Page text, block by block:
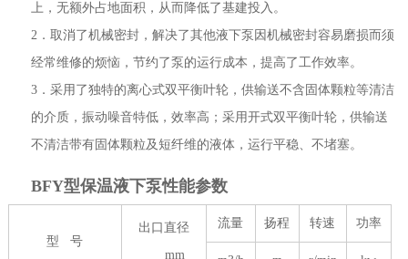
上，无额外占地面积，从而降低了基建投入。
2．取消了机械密封，解决了其他液下泵因机械密封容易磨损而须
经常维修的烦恼，节约了泵的运行成本，提高了工作效率。
3．采用了独特的离心式双平衡叶轮，供输送不含固体颗粒等清洁
的介质，振动噪音特低，效率高；采用开式双平衡叶轮，供输送
不清洁带有固体颗粒及短纤维的液体，运行平稳、不堵塞。
BFY型保温液下泵性能参数
型 号
出口直径
mm
流量 扬程 转速 功率